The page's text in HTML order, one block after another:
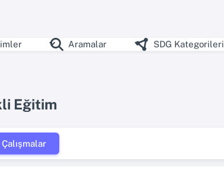
Aramalar SDG Kategorileri
Eğitim